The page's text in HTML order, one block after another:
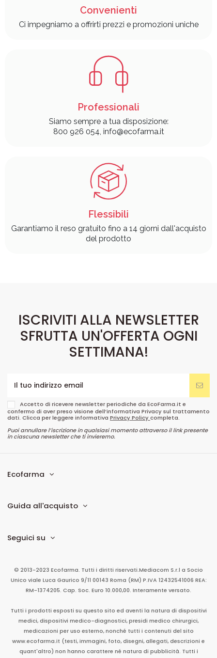
Convenienti
Ci impegniamo a offrirti prezzi e promozioni uniche
Professionali
Siamo sempre a tua disposizione:
800 926 054, info@ecofarma.it
Flessibili
Garantiamo il reso gratuito fino a 14 giorni dall'acquisto
del prodotto
ISCRIVITI ALLA NEWSLETTER
SFRUTTA UN'OFFERTA OGNI
SETTIMANA!
Accetto di ricevere newsletter periodiche da EcoFarma.it e
confermo di aver preso visione dell’informativa Privacy sul trattamento
dati. Clicca per leggere informativa Privacy Policycompleta.
Puoi annullare l’iscrizione in qualsiasi momento attraverso il link presente
in ciascuna newsletter che ti invieremo.
Ecofarma
Guida all'acquisto
Seguici su
© 2013-2023 Ecofarma. Tutti i diritti riservati.Mediacom S.r.l a Socio
Unico viale Luca Gaurico 9/11 00143 Roma (RM) P.IVA 12432541006 REA:
RM-1374205. Cap. Soc. Euro 10.000,00. Interamente versato.
Tutti i prodotti esposti su questo sito ed aventi la natura di dispositivi
medici, dispositivi medico-diagnostici, presidi medico chirurgici,
medicazioni per uso esterno, nonché tutti i contenuti del sito
www.ecofarma.it (testi, immagini, foto, disegni, allegati, descrizioni e
quant'altro) non hanno carattere né natura di pubblicità. Tutti i